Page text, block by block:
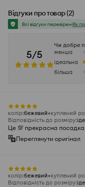
Відгуки про товар(2)
Всі відгуки перевіреніЯк
5/5
Чи добре
менша
ідеальна
більша
колір:бежевий куплений
Відповідність до розміру:
Це 💯 прекрасна посадка
Переглянути оригінал
колір:бежевий куплений
Відповідність до розміру: